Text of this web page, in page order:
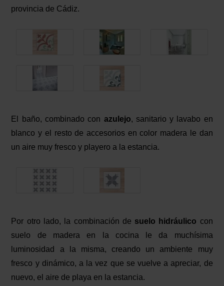
provincia de Cádiz.
El baño, combinado con azulejo, sanitario y lavabo en
blanco y el resto de accesorios en color madera le dan
un aire muy fresco y playero a la estancia.
Por otro lado, la combinación de suelo hidráulico con
suelo de madera en la cocina le da muchísima
luminosidad a la misma, creando un ambiente muy
fresco y dinámico, a la vez que se vuelve a apreciar, de
nuevo, el aire de playa en la estancia.